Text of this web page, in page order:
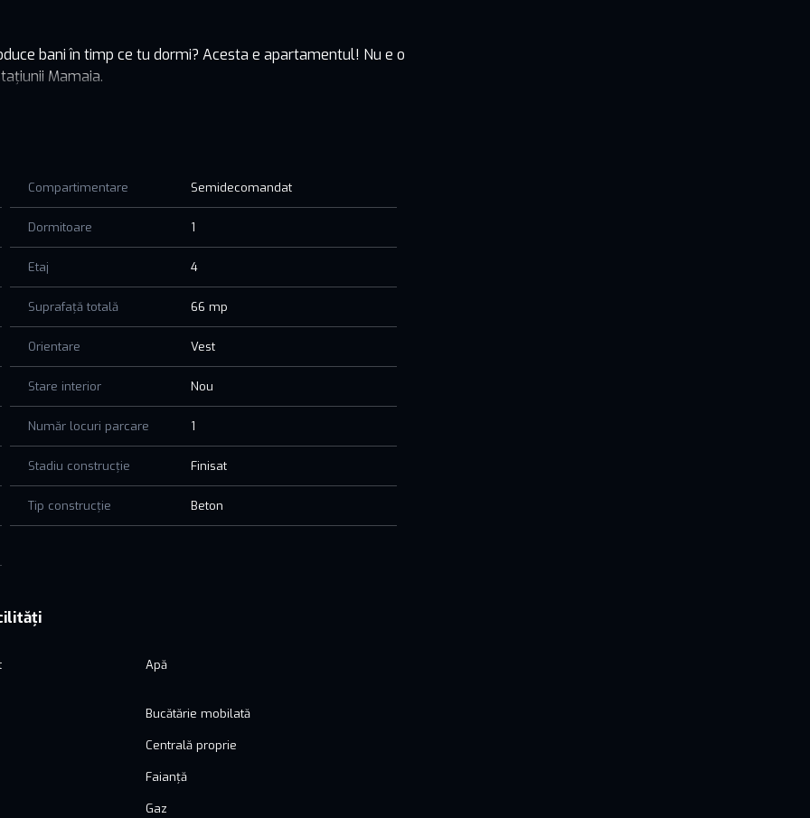
bani în timp ce tu dormi? Acesta e apartamentul! Nu e o
Mamaia.
Pasarelă, Club IDU, Aqua Magic
pe litoralul românesc
NU va sta mult pe piață.
Compartimentare Semidecomandat
Dormitoare 1
Etaj 4
Suprafață totală 66 mp
Orientare Vest
Stare interior Nou
Număr locuri parcare 1
Stadiu construcție Finisat
Tip construcție Beton
Apă
Bucătărie mobilată
Centrală proprie
Faianță
Gaz